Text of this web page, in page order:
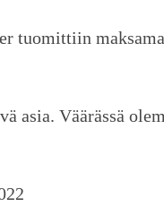
tuomittiin
asia. Väärässä